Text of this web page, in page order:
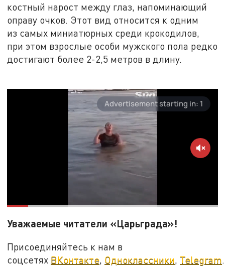
костный нарост между глаз, напоминающий
оправу очков. Этот вид относится к одним
из самых миниатюрных среди крокодилов,
при этом взрослые особи мужского пола редко
достигают более 2-2,5 метров в длину.
Уважаемые читатели «Царьграда»!
Присоединяйтесь к нам в
соцсетях ВКонтакте, Одноклассники, Telegram.